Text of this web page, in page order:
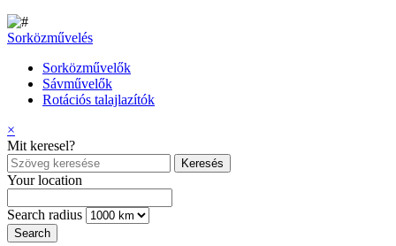
Sorközművelés
Sorközművelők
Sávművelők
Rotációs talajlazítók
×
Mit keresel?
Your location
Search radius